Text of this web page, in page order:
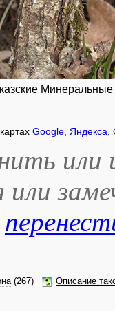
Google Яндекса
или
или
(267) Описание